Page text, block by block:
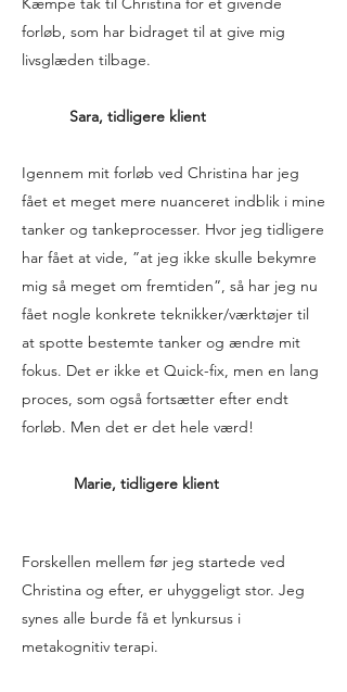
forløb, som har bidraget til at give mig
livsglæden tilbage.
Sara, tidligere klient
Igennem mit forløb ved Christina har jeg
fået et meget mere nuanceret indblik i mine
tanker og tankeprocesser. Hvor jeg tidligere
har fået at vide, ”at jeg ikke skulle bekymre
mig så meget om fremtiden”, så har jeg nu
fået nogle konkrete teknikker/værktøjer til
at spotte bestemte tanker og ændre mit
fokus. Det er ikke et Quick-fix, men en lang
proces, som også fortsætter efter endt
forløb. Men det er det hele værd!
Marie, tidligere klient
Forskellen mellem før jeg startede ved
Christina og efter, er uhyggeligt stor. Jeg
synes alle burde få et lynkursus i
metakognitiv terapi.